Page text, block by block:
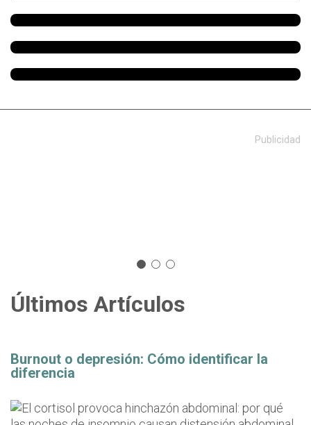
Publicidad
Últimos Artículos
Burnout o depresión: Cómo identificar la
diferencia